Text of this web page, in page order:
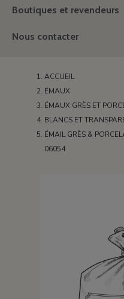
Boutiques et revendeurs
Nous contacter
ACCUEIL
ÉMAUX
ÉMAUX GRÈS ET
BLANCS ET
ÉMAIL GRÈS &
06054